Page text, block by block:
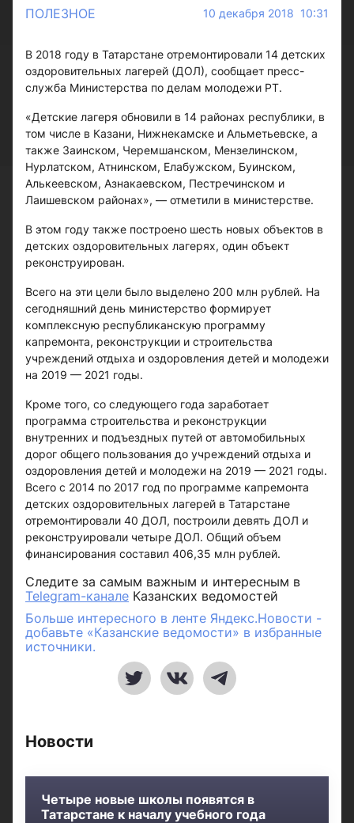
ПОЛЕЗНОЕ 10 декабря 2018 10:31
В 2018 году в Татарстане отремонтировали 14 детских
оздоровительных лагерей (ДОЛ), сообщает пресс-
служба Министерства по делам молодежи РТ.
«Детские лагеря обновили в 14 районах республики, в
том числе в Казани, Нижнекамске и Альметьевске, а
также Заинском, Черемшанском, Мензелинском,
Нурлатском, Атнинском, Елабужском, Буинском,
Алькеевском, Азнакаевском, Пестречинском и
Лаишевском районах», — отметили в министерстве.
В этом году также построено шесть новых объектов в
детских оздоровительных лагерях, один объект
реконструирован.
Всего на эти цели было выделено 200 млн рублей. На
сегодняшний день министерство формирует
комплексную республиканскую программу
капремонта, реконструкции и строительства
учреждений отдыха и оздоровления детей и молодежи
на 2019 — 2021 годы.
Кроме того, со следующего года заработает
программа строительства и реконструкции
внутренних и подъездных путей от автомобильных
дорог общего пользования до учреждений отдыха и
оздоровления детей и молодежи на 2019 — 2021 годы.
Всего с 2014 по 2017 год по программе капремонта
детских оздоровительных лагерей в Татарстане
отремонтировали 40 ДОЛ, построили девять ДОЛ и
реконструировали четыре ДОЛ. Общий объем
финансирования составил 406,35 млн рублей.
Следите за самым важным и интересным в
Telegram-канале Казанских ведомостей
Больше интересного в ленте Яндекс.Новости -
добавьте «Казанские ведомости» в избранные
источники.
Новости
Четыре новые школы появятся в
Татарстане к началу учебного года